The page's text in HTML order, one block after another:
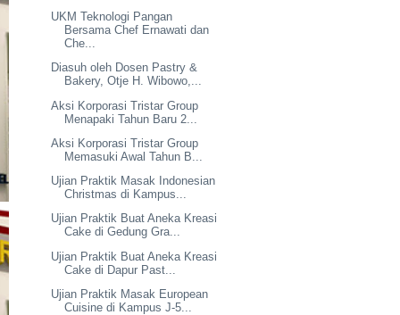
UKM Teknologi Pangan
Bersama Chef Ernawati dan
Che...
Diasuh oleh Dosen Pastry &
Bakery, Otje H. Wibowo,...
Aksi Korporasi Tristar Group
Menapaki Tahun Baru 2...
Aksi Korporasi Tristar Group
Memasuki Awal Tahun B...
Ujian Praktik Masak Indonesian
Christmas di Kampus...
Ujian Praktik Buat Aneka Kreasi
Cake di Gedung Gra...
Ujian Praktik Buat Aneka Kreasi
Cake di Dapur Past...
Ujian Praktik Masak European
Cuisine di Kampus J-5...